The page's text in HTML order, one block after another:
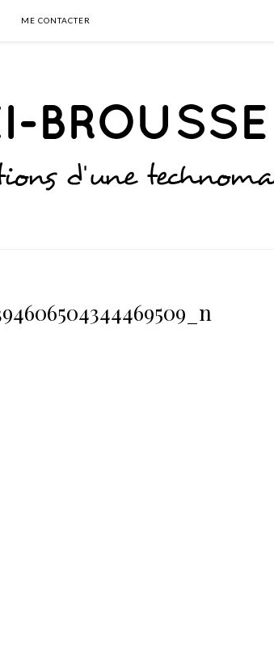
ME CONTACTER